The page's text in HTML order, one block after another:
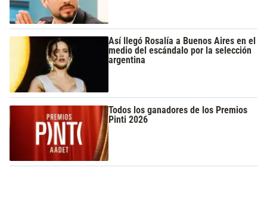
Así llegó Rosalía a Buenos Aires en el
medio del escándalo por la selección
argentina
Todos los ganadores de los Premios
Pinti 2026